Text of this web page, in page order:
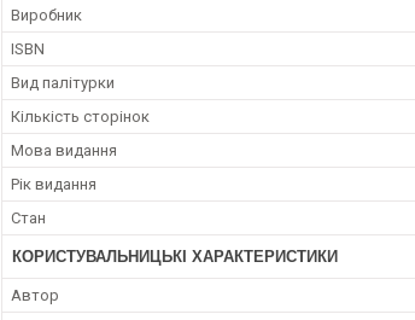
Виробник
ISBN
Вид палітурки
Кількість сторінок
Мова видання
Рік видання
Стан
КОРИСТУВАЛЬНИЦЬКІ ХАРАКТЕРИСТИКИ
Автор